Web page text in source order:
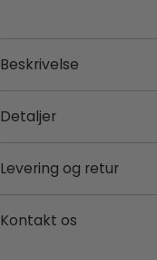
Beskrivelse
Detaljer
Levering og retur
Kontakt os